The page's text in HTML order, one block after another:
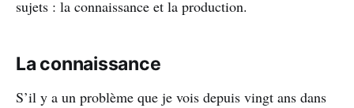
sujets : la connaissance et la production.
La connaissance
S’il y a un problème que je vois depuis vingt ans dans